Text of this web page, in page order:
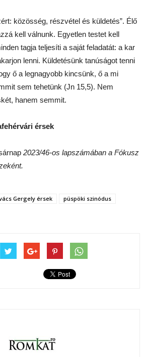
közösség, részvétel és küldetés”. Élő
kell válnunk. Egyetlen testet kell
tagja teljesíti a saját feladatát: a kar
lenni. Küldetésünk tanúságot tenni
ő a legnagyobb kincsünk, ő a mi
sem tehetünk (Jn 15,5). Nem
hanem semmit.
érsek
2023/46-os lapszámában a Fókusz
Gergely érsek
püspöki szinódus